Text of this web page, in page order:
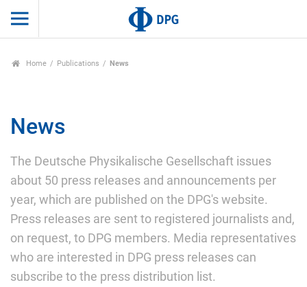
Home Publications News
News
The Deutsche Physikalische Gesellschaft issues
about 50 press releases and announcements per
year, which are published on the DPG's website.
Press releases are sent to registered journalists and,
on request, to DPG members. Media representatives
who are interested in DPG press releases can
subscribe to the press distribution list.